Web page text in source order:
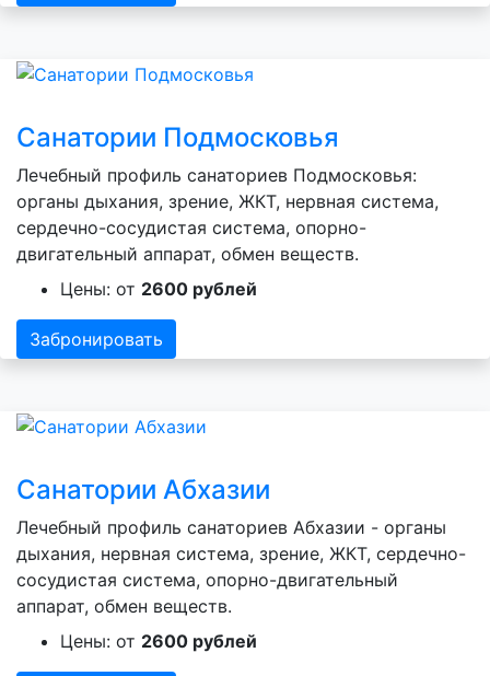
Санатории Подмосковья
Лечебный профиль санаториев Подмосковья:
органы дыхания, зрение, ЖКТ, нервная система,
сердечно-сосудистая система, опорно-
двигательный аппарат, обмен веществ.
Цены: от 2600 рублей
Забронировать
Санатории Абхазии
Лечебный профиль санаториев Абхазии - органы
дыхания, нервная система, зрение, ЖКТ, сердечно-
сосудистая система, опорно-двигательный
аппарат, обмен веществ.
Цены: от 2600 рублей